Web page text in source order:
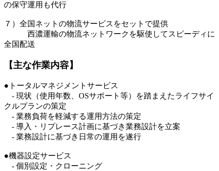
の保守運用も代行
７）全国ネットの物流サービスをセットで提供
西濃運輸の物流ネットワークを駆使してスピーディに
全国配送
【主な作業内容】
●トータルマネジメントサービス
- 現状（使用年数、OSサポート等）を踏まえたライフサイ
クルプランの策定
- 業務負荷を軽減する運用方法の策定
- 導入・リプレース計画に基づき業務設計を立案
- 業務設計に基づき日常の運用を遂行
●機器設定サービス
- 個別設定・クローニング